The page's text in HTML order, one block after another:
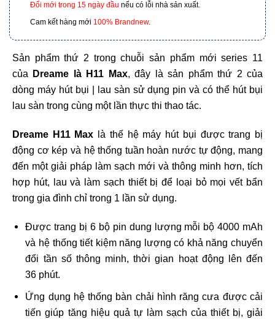
Đổi mới trong 15 ngày đầu nếu có lỗi nhà sản xuất.
Cam kết hàng mới 100% Brandnew.
Sản phẩm thứ 2 trong chuỗi sản phẩm mới series 11
của Dreame là H11 Max, đây là sản phẩm thứ 2 của
dòng máy hút bụi | lau sàn sử dụng pin và có thể hút bụi
lau sàn trong cùng một lần thực thi thao tác.
Dreame H11 Max là thế hệ máy hút bụi được trang bị
động cơ kép và hệ thống tuần hoàn nước tự động, mang
đến một giải pháp làm sạch mới và thông minh hơn, tích
hợp hút, lau và làm sạch thiết bị để loại bỏ mọi vết bẩn
trong gia đình chỉ trong 1 lần sử dụng.
Được trang bị 6 bộ pin dung lượng mỗi bộ 4000 mAh
và hệ thống tiết kiệm năng lượng có khả năng chuyển
đổi tần số thông minh, thời gian hoạt động lên đến
36 phút.
Ứng dụng hệ thống bàn chải hình răng cưa được cải
tiến giúp tăng hiệu quả tự làm sạch của thiết bị, giải